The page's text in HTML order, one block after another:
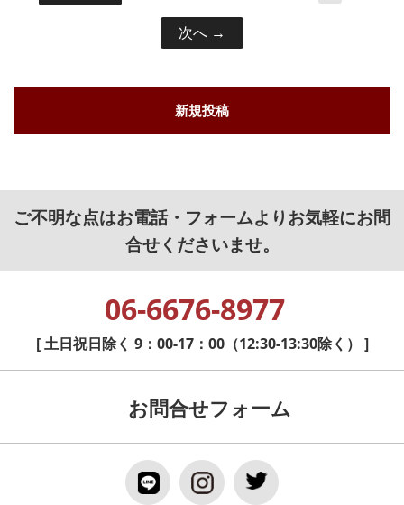
次へ
新規投稿
ご不明な点はお電話・フォームよりお気軽にお問
合せくださいませ。
06-6676-8977
[ 土日祝日除く 9：00-17：00（12:30-13:30除く） ]
お問合せフォーム